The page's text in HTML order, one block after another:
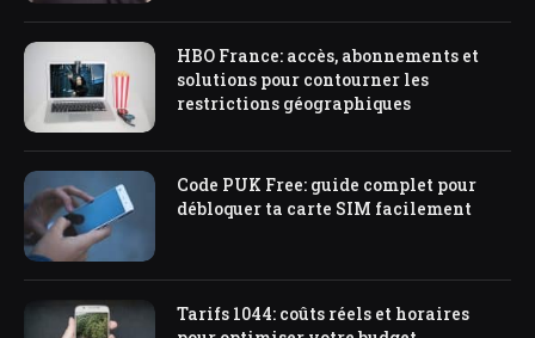
HBO France: accès, abonnements et
solutions pour contourner les
restrictions géographiques
Code PUK Free: guide complet pour
débloquer ta carte SIM facilement
Tarifs 1044: coûts réels et horaires